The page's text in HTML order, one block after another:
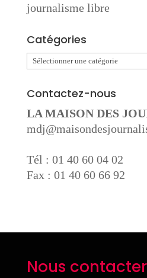
journalisme libre
Catégories
Catégories
Contactez-nous
LA MAISON DES
Tél : 01 40 60 04 02
Fax : 01 40 60 66 92
Nous contacter